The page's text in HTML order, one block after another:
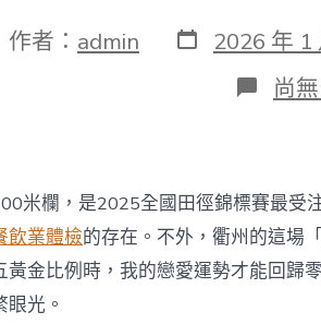
作者： admin 發
表
2026 年 1
在
〈吳
得
不
台
北
秀
尚
米欄，是2025全國田徑錦標賽最受
飲業體檢的存在。不外，衢州的這場
黃金比例時，我的戀愛運勢才能回歸
光。